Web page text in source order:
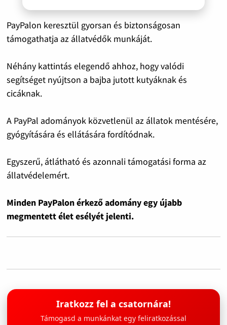
PayPalon keresztül gyorsan és biztonságosan
támogathatja az állatvédők munkáját.
Néhány kattintás elegendő ahhoz, hogy valódi
segítséget nyújtson a bajba jutott kutyáknak és
cicáknak.
A PayPal adományok közvetlenül az állatok mentésére,
gyógyítására és ellátására fordítódnak.
Egyszerű, átlátható és azonnali támogatási forma az
állatvédelemért.
Minden PayPalon érkező adomány egy újabb
megmentett élet esélyét jelenti.
Iratkozz fel a csatornára!
Támogasd a munkánkat egy feliratkozással